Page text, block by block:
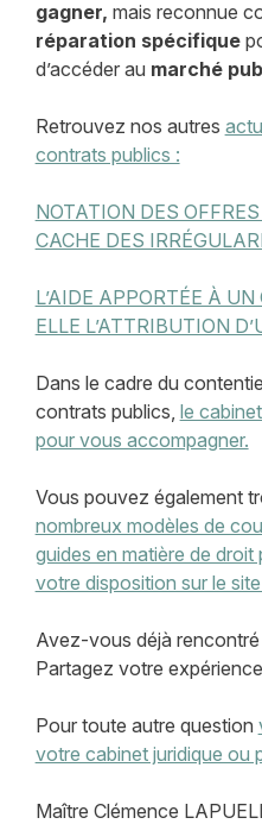
gagner, mais reconnue
réparation spécifique
d’accéder au marché
Retrouvez nos autres
contrats publics :
NOTATION DES
CACHE DES
L’AIDE APPORTÉE À
ELLE L’ATTRIBUTION
Dans le cadre du
contrats publics, le
pour vous accompagner.
Vous pouvez également
nombreux modèles de
guides en matière de droit
votre disposition sur le
Avez-vous déjà
Partagez votre
Pour toute autre question
votre cabinet juridique ou
Maître Clémence